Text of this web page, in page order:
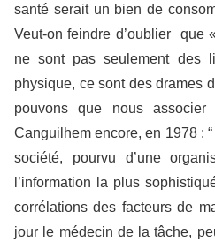
santé serait un bien de
Veut-on feindre d’oublier que
ne sont pas seulement des
physique, ce sont des drames
pouvons que nous
Canguilhem encore, en 1978 :
société, pourvu d’une
l’information la plus
corrélations des facteurs de
jour le médecin de la tâche,